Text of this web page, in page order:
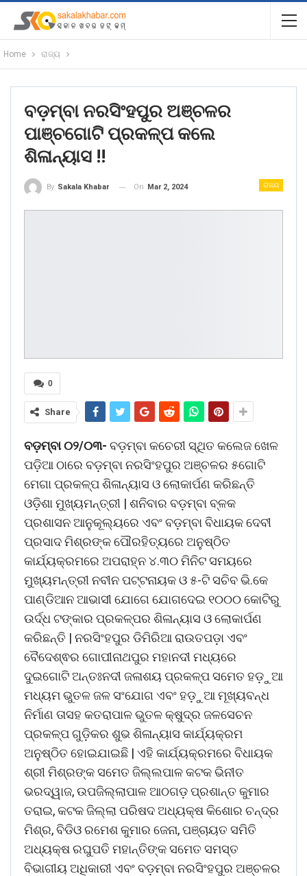
Home ରାଜ୍ୟ
ବଡ଼ମ୍ବା ନରସିଂହପୁର ଅଞ୍ଚଳର
ପାଞ୍ଚଗୋଟି ପ୍ରକଳ୍ପ କଲେ
ଶିଳାନ୍ୟାସ !!
ରାଜ୍ୟ
By Sakala Khabar On Mar 2, 2024
0
Share
ବଡ଼ମ୍ବା ୦୨/୦୩- ବଡ଼ମ୍ବା କଚେରୀ ସ୍ଥିତ କଲେଜ ଖେଳ
ପଡ଼ିଆ ଠାରେ ବଡ଼ମ୍ବା ନରସିଂହପୁର ଅଞ୍ଚଳର ୫ଗୋଟି
ମେଗା ପ୍ରକଳ୍ପ ଶିଳାନ୍ୟାସ ଓ ଲୋକାର୍ପଣ କରିଛନ୍ତି
ଓଡ଼ିଶା ମୁଖ୍ୟମନ୍ତ୍ରୀ | ଶନିବାର ବଡ଼ମ୍ବା ବ୍ଳକ
ପ୍ରଶାସନ ଆନୁକୂଲ୍ୟରେ ଏବଂ ବଡ଼ମ୍ବା ବିଧାୟକ ଦେବୀ
ପ୍ରସାଦ ମିଶ୍ରଙ୍କ ପୌରହିତ୍ୟରେ ଅନୁଷ୍ଠିତ
କାର୍ଯ୍ୟକ୍ରମରେ ଅପରାହ୍ନ ୪.୩୦ ମିନିଟ ସମୟରେ
ମୁଖ୍ୟମନ୍ତ୍ରୀ ନବୀନ ପଟ୍ଟନାୟକ ଓ ୫-ଟି ସଚିବ ଭି.କେ
ପାଣ୍ଡିଆନ ଆଭାସୀ ଯୋଗେ ଯୋଗଦେଇ ୧୦୦୦ କୋଟିରୁ
ଉର୍ଦ୍ଧ ଟଙ୍କାର ପ୍ରକଳ୍ପର ଶିଳାନ୍ୟାସ ଓ ଲୋକାର୍ପଣ
କରିଛନ୍ତି | ନରସିଂହପୁର ଡିମିରିଆ ରାଉତପଡ଼ା ଏବଂ
ବୈଦେଶ୍ଵର ଗୋପୀନାଥପୁର ମହାନଦୀ ମଧ୍ୟରେ
ଦୁଇଗୋଟି ଅନ୍ତଃନଦୀ ଜଳାଶୟ ପ୍ରକଳ୍ପ ସମେତ ହଡ଼ୁଆ
ମଧ୍ୟମ ଭୁତଳ ଜଳ ସଂଯୋଗ ଏବଂ ହଡ଼ୁଆ ମୂଖ୍ୟବନ୍ଧ
ନିର୍ମାଣ ତାସହ କତରାପାଳ ଭୁତଳ କ୍ଷୁଦ୍ର ଜଳସେଚନ
ପ୍ରକଳ୍ପ ଗୁଡ଼ିକର ଶୁଭ ଶିଳାନ୍ୟାସ କାର୍ଯ୍ୟକ୍ରମ
ଅନୁଷ୍ଠିତ ହୋଇଯାଇଛି | ଏହି କାର୍ଯ୍ୟକ୍ରମରେ ବିଧାୟକ
ଶ୍ରୀ ମିଶ୍ରଙ୍କ ସମେତ ଜିଲ୍ଲପାଳ କଟକ ଭିନୀତ
ଭରଦ୍ୱାଜ, ଉପଜିଲ୍ଲାପାଳ ଆଠଗଡ଼ ପ୍ରଶାନ୍ତ କୁମାର
ତରାଇ, କଟକ ଜିଲ୍ଲା ପରିଷଦ ଅଧ୍ୟକ୍ଷ କିଶୋର ଚନ୍ଦ୍ର
ମିଶ୍ର, ବିଡିଓ ରମେଶ କୁମାର ଜେନା, ପଞ୍ଚାୟତ ସମିତି
ଅଧ୍ୟକ୍ଷ ରଘୁପତି ମହାନ୍ତିଙ୍କ ସମେତ ସମସ୍ତ
ବିଭାଗୀୟ ଅଧିକାରୀ ଏବଂ ବଡ଼ମ୍ବା ନରସିଂହପୁର ଅଞ୍ଚଳର